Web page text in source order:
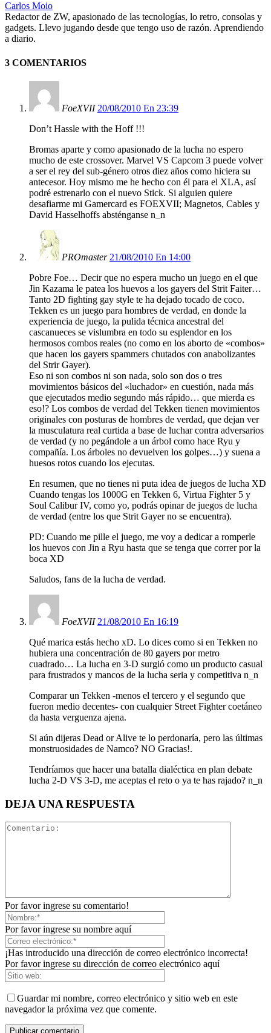
Carlos Moio
Redactor de ZW, apasionado de las tecnologías, lo retro, consolas y
gadgets. Llevo jugando desde que tengo uso de razón. Aprendiendo
a diario.
3 COMENTARIOS
FoeXVII 20/08/2010 En 23:39
Don’t Hassle with the Hoff !!!
Bromas aparte y como apasionado de la lucha no espero
mucho de este crossover. Marvel VS Capcom 3 puede volver
a ser el rey del sub-género otros diez años como hiciera su
antecesor. Hoy mismo me he hecho con él para el XLA, así
podré estrenarlo con el nuevo Stick. Si alguien quiere
desafiarme mi Gamercard es FOEXVII; Magnetos, Cables y
David Hasselhoffs absténganse n_n
PROmaster 21/08/2010 En 14:00
Pobre Foe… Decir que no espera mucho un juego en el que
Jin Kazama le patea los huevos a los gayers del Strit Faiter…
Tanto 2D fighting gay style te ha dejado tocado de coco.
Tekken es un juego para hombres de verdad, en donde la
experiencia de juego, la pulida técnica ancestral del
cascanueces se vislumbra en todo su esplendor en los
hermosos combos reales (no como en los aborto de «combos»
que hacen los gayers spammers chutados con anabolizantes
del Strir Gayer).
Eso ni son combos ni son nada, solo son dos o tres
movimientos básicos del «luchador» en cuestión, nada más
que ejecutados medio segundo más rápido… que mierda es
eso!? Los combos de verdad del Tekken tienen movimientos
originales con posturas de hombres de verdad, que dejan ver
la musculatura real curtida a base de luchar contra adversarios
de verdad (y no pegándole a un árbol como hace Ryu y
compañía. Los árboles no devuelven los golpes…) y suena a
huesos rotos cuando los ejecutas.
En resumen, que no tienes ni puta idea de juegos de lucha XD
Cuando tengas los 1000G en Tekken 6, Virtua Fighter 5 y
Soul Calibur IV, como yo, podrás opinar de juegos de lucha
de verdad (entre los que Strit Gayer no se encuentra).
PD: Cuando me pille el juego, me voy a dedicar a romperle
los huevos con Jin a Ryu hasta que se tenga que correr por la
boca XD
Saludos, fans de la lucha de verdad.
FoeXVII 21/08/2010 En 16:19
Qué marica estás hecho xD. Lo dices como si en Tekken no
hubiera una concentración de 80 gayers por metro
cuadrado… La lucha en 3-D surgió como un producto casual
para frustrados y mancos de la lucha seria y competitiva n_n
Comparar un Tekken -menos el tercero y el segundo que
fueron medio decentes- con cualquier Street Fighter coetáneo
da hasta verguenza ajena.
Si aún dijeras Dead or Alive te lo perdonaría, pero las últimas
monstruosidades de Namco? NO Gracias!.
Tendríamos que hacer una batalla dialéctica en plan debate
lucha 2-D VS 3-D, me aceptas el reto o ya te has rajado? n_n
DEJA UNA RESPUESTA
Por favor ingrese su comentario!
Por favor ingrese su nombre aquí
¡Has introducido una dirección de correo electrónico incorrecta!
Por favor ingrese su dirección de correo electrónico aquí
Guardar mi nombre, correo electrónico y sitio web en este
navegador la próxima vez que comente.